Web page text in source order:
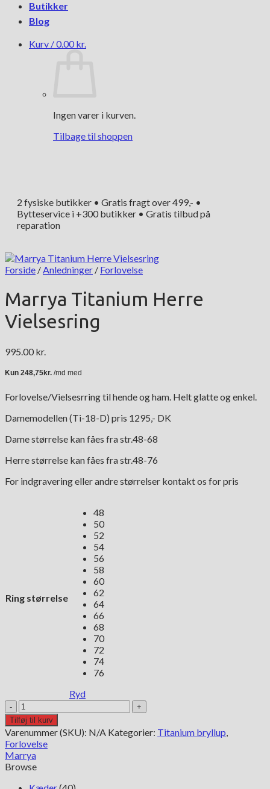
Butikker
Blog
Kurv /0.00 kr.
Ingen varer i kurven.
Tilbage til shoppen
2 fysiske butikker • Gratis fragt over 499,- •
Bytteservice i +300 butikker • Gratis tilbud på
reparation
Forside /Anledninger / Forlovelse
Marrya Titanium Herre
Vielsesring
995.00 kr.
Forlovelse/Vielsesrring til hende og ham. Helt glatte og enkel.
Damemodellen (Ti-18-D) pris 1295,- DK
Dame størrelse kan fåes fra str.48-68
Herre størrelse kan fåes fra str.48-76
For indgravering eller andre størrelser kontakt os for pris
Ring størrelse
48
50
52
54
56
58
60
62
64
66
68
70
72
74
76
Ryd
Marrya
Titanium
Herre
Vielsesring
antal
Tilføj til kurv
Varenummer (SKU): N/A Kategorier: Titanium bryllup,
Forlovelse
Marrya
Browse